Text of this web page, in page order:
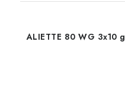
ALIETTE 80 WG 3x10 g